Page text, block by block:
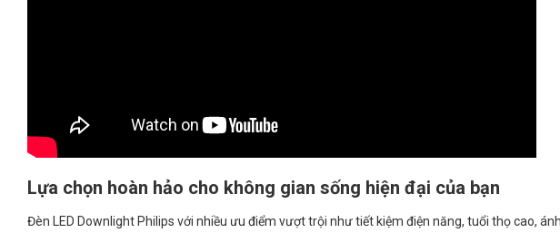
Lựa chọn hoàn hảo cho không gian sống hiện đại của bạn
Đèn LED Downlight Philips với nhiều ưu điểm vượt trội như tiết kiệm điện năng, tuổi thọ cao,